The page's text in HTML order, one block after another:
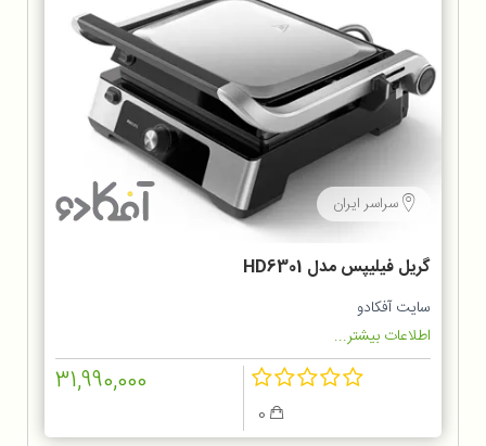
سراسر ایران
گریل فیلیپس مدل HD6301
سایت آفکادو
اطلاعات بیشتر...
31,990,000